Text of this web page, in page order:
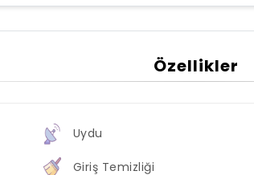
Özellikler
Uydu
Giriş Temizliği